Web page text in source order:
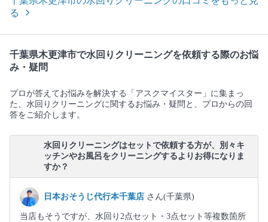
る
千葉県木更津市で水回りクリーニングを依頼する際のお悩
み・疑問
プロが答えてお悩みを解決する「アスクマイスター」に集まっ
た、水回りクリーニングに関するお悩み・疑問と、プロからの回
答をご紹介します。
水回りクリーニングはセットで依頼する方が、別々キ
ッチンやお風呂をクリーニングするよりお得になりま
すか？
日本おそうじ代行本千葉店 さん(千葉県)
当店もそうですが、水回り2点セット・3点セット等複数箇所